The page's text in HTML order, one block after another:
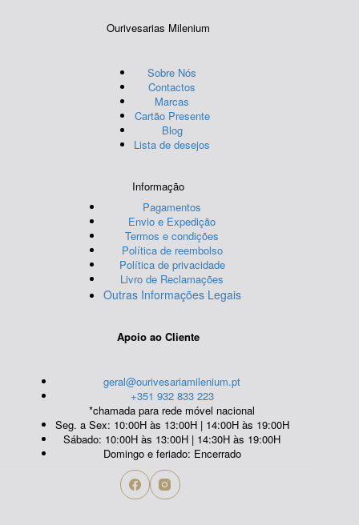
Ourivesarias Milenium
Sobre Nós
Contactos
Marcas
Cartão Presente
Blog
Lista de desejos
Informação
Pagamentos
Envio e Expedição
Termos e condições
Política de reembolso
Política de privacidade
Livro de Reclamações
Outras Informações Legais
Apoio ao Cliente
geral@ourivesariamilenium.pt
+351 932 833 223
*chamada para rede móvel nacional
Seg. a Sex: 10:00H às 13:00H | 14:00H às 19:00H
Sábado: 10:00H às 13:00H | 14:30H às 19:00H
Domingo e feriado: Encerrado